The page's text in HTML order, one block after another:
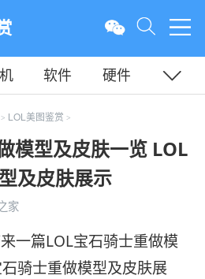
软件
硬件
器
> LOL美图鉴赏 >
模型及皮肤一览 LOL
及皮肤展示
家
一篇LOL宝石骑士重做模
骑士重做模型及皮肤展